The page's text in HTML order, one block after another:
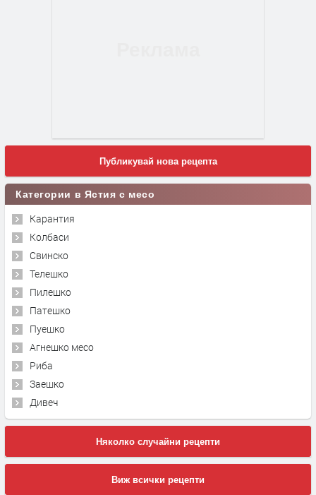
Публикувай нова рецепта
Категории в Ястия с месо
Карантия
Колбаси
Свинско
Телешко
Пилешко
Патешко
Пуешко
Агнешко месо
Риба
Заешко
Дивеч
Няколко случайни рецепти
Виж всички рецепти